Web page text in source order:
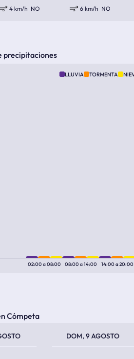
4 km/h NO 6 km/h NO
precipitaciones
LLUVIA TORMENTA
02:00a08:00 08:00a14:00 14:00a20:00
Cómpeta
DOM, 9 AGOSTO